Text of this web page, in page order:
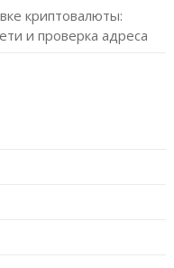
криптовалюты:
и проверка адреса